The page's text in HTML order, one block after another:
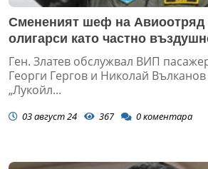
Смененият шеф на Авиоотряд
олигарси като частно
Ген. Златев обслужвал ВИП
Георги Гергов и Николай
„Лукойл...
03 август 24 367 0коментара